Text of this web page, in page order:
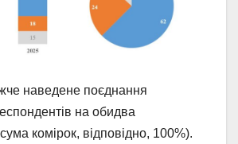
наведене поєднання
на обидва
комірок, відповідно, 100%).